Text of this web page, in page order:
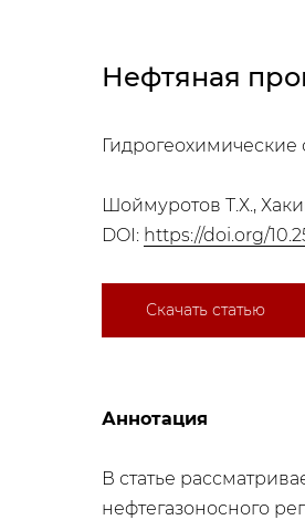
Нефтяная
Шоймуротов Т.Х.,
DOI: https://doi.org/
Скачать статью
Аннотация
В статье
нефтегазоносного